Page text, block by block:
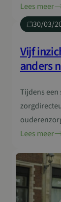
alleen
landen in
vzw
groep en
een idee,…
Lees meer
30/03/
Vijf
anders
Tijdens een
wanneer je
vanuit de
Lees meer